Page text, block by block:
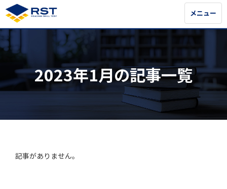
メニュー
メニュー
2023年1月の記事一覧
記事がありません。